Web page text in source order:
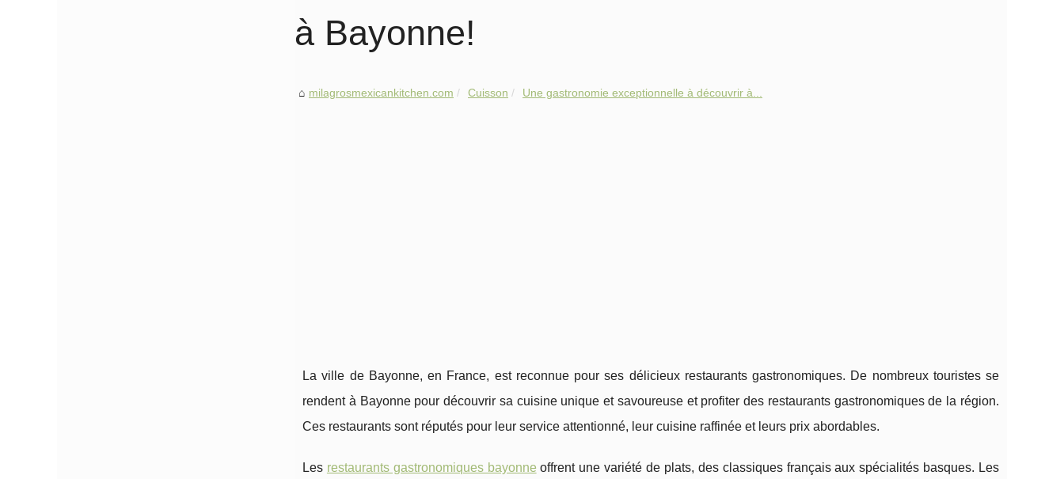
à Bayonne!
milagrosmexicankitchen.com Cuisson Une gastronomie exceptionnelle à découvrir à...
La ville de Bayonne, en France, est reconnue pour ses délicieux restaurants gastronomiques. De nombreux touristes se
rendent à Bayonne pour découvrir sa cuisine unique et savoureuse et profiter des restaurants gastronomiques de la région.
Ces restaurants sont réputés pour leur service attentionné, leur cuisine raffinée et leurs prix abordables.
Les restaurants gastronomiques bayonne offrent une variété de plats, des classiques français aux spécialités basques. Les